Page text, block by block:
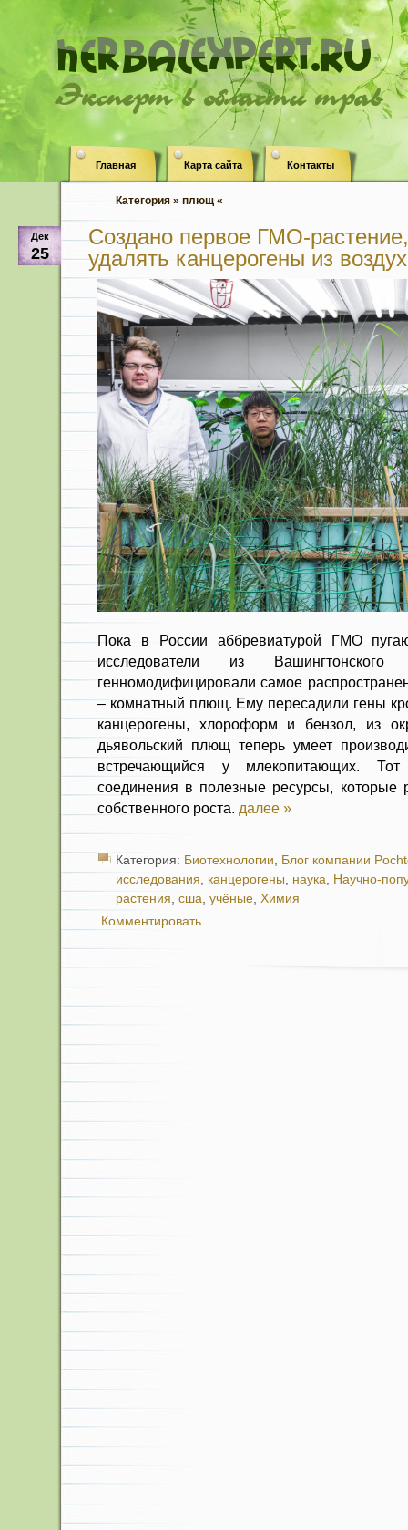
Эксперт в области трав
Главная Карта сайта Контакты
Категория » плющ «
Дек
25
Создано первое ГМО-
удалять канцерогены из
Пока в России аббревиатурой ГМО
исследователи из Вашингтонского
генномодифицировали самое
– комнатный плющ. Ему пересадили гены
канцерогены, хлороформ и бензол, из
дьявольский плющ теперь умеет
встречающийся у млекопитающих. Тот
соединения в полезные ресурсы, которые
собственного роста. далее »
Категория: Биотехнологии, Блог компании
исследования, канцерогены, наука, Научно-
растения, сша, учёные, Химия
Комментировать